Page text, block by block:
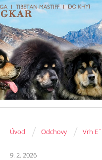
Úvod / Odchovy / Vrh E´
9. 2. 2026